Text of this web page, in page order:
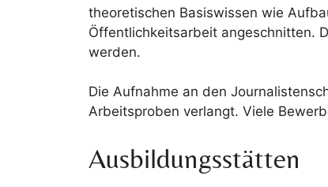
theoretischen Basiswissen wie
Öffentlichkeitsarbeit angeschnitten.
werden.
Die Aufnahme an den
Arbeitsproben verlangt. Viele
Ausbildungsstätten